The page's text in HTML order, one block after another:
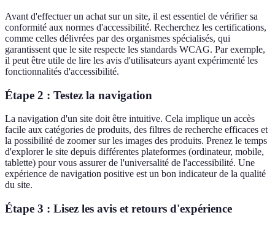
Avant d'effectuer un achat sur un site, il est essentiel de vérifier sa
conformité aux normes d'accessibilité. Recherchez les certifications,
comme celles délivrées par des organismes spécialisés, qui
garantissent que le site respecte les standards WCAG. Par exemple,
il peut être utile de lire les avis d'utilisateurs ayant expérimenté les
fonctionnalités d'accessibilité.
Étape 2 : Testez la navigation
La navigation d'un site doit être intuitive. Cela implique un accès
facile aux catégories de produits, des filtres de recherche efficaces et
la possibilité de zoomer sur les images des produits. Prenez le temps
d'explorer le site depuis différentes plateformes (ordinateur, mobile,
tablette) pour vous assurer de l'universalité de l'accessibilité. Une
expérience de navigation positive est un bon indicateur de la qualité
du site.
Étape 3 : Lisez les avis et retours d'expérience